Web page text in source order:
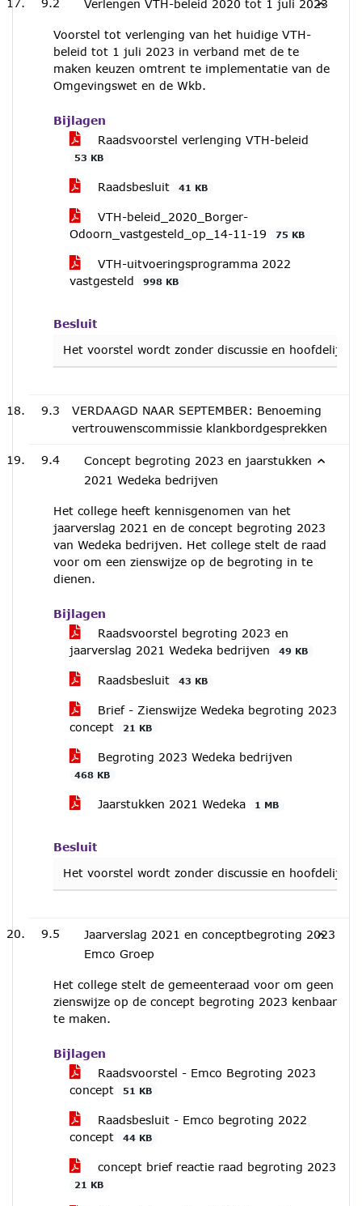
9.2 Verlengen VTH-beleid 2020 tot 1 juli 2023
Voorstel tot verlenging van het huidige VTH-
beleid tot 1 juli 2023 in verband met de te
maken keuzen omtrent te implementatie van de
Omgevingswet en de Wkb.
Bijlagen
Raadsvoorstel verlenging VTH-beleid
53 KB
Raadsbesluit 41 KB
VTH-beleid_2020_Borger-
Odoorn_vastgesteld_op_14-11-19
75 KB
VTH-uitvoeringsprogramma 2022
vastgesteld
998 KB
Besluit
Het voorstel wordt zonder discussie en hoofdelijke
9.3
VERDAAGD NAAR SEPTEMBER: Benoeming
vertrouwenscommissie klankbordgesprekken
9.4
Concept begroting 2023 en jaarstukken
2021 Wedeka bedrijven
Het college heeft kennisgenomen van het
jaarverslag 2021 en de concept begroting 2023
van Wedeka bedrijven. Het college stelt de raad
voor om een zienswijze op de begroting in te
dienen.
Bijlagen
Raadsvoorstel begroting 2023 en
jaarverslag 2021 Wedeka bedrijven
49 KB
Raadsbesluit 43 KB
Brief - Zienswijze Wedeka begroting 2023
concept
21 KB
Begroting 2023 Wedeka bedrijven
468 KB
Jaarstukken 2021 Wedeka 1 MB
Besluit
Het voorstel wordt zonder discussie en hoofdelijke
9.5
Jaarverslag 2021 en conceptbegroting 2023
Emco Groep
Het college stelt de gemeenteraad voor om geen
zienswijze op de concept begroting 2023 kenbaar
te maken.
Bijlagen
Raadsvoorstel - Emco Begroting 2023
concept
51 KB
Raadsbesluit - Emco begroting 2022
concept
44 KB
concept brief reactie raad begroting 2023
21 KB